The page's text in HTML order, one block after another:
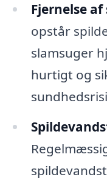
Fjernelse
opstår
slamsuger
hurtigt og